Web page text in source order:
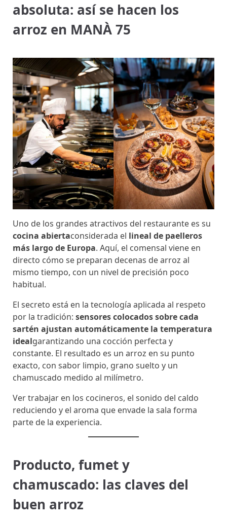
absoluta: así se hacen los
arroz en MANÀ 75
Uno de los grandes atractivos del restaurante es su
cocina abiertaconsiderada el lineal de paelleros
más largo de Europa. Aquí, el comensal viene en
directo cómo se preparan decenas de arroz al
mismo tiempo, con un nivel de precisión poco
habitual.
El secreto está en la tecnología aplicada al respeto
por la tradición: sensores colocados sobre cada
sartén ajustan automáticamente la temperatura
idealgarantizando una cocción perfecta y
constante. El resultado es un arroz en su punto
exacto, con sabor limpio, grano suelto y un
chamuscado medido al milímetro.
Ver trabajar en los cocineros, el sonido del caldo
reduciendo y el aroma que envade la sala forma
parte de la experiencia.
Producto, fumet y
chamuscado: las claves del
buen arroz